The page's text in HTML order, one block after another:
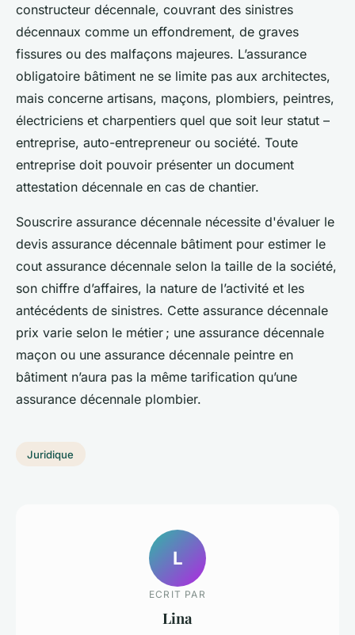
constructeur décennale, couvrant des sinistres
décennaux comme un effondrement, de graves
fissures ou des malfaçons majeures. L’assurance
obligatoire bâtiment ne se limite pas aux architectes,
mais concerne artisans, maçons, plombiers, peintres,
électriciens et charpentiers quel que soit leur statut –
entreprise, auto-entrepreneur ou société. Toute
entreprise doit pouvoir présenter un document
attestation décennale en cas de chantier.
Souscrire assurance décennale nécessite d'évaluer le
devis assurance décennale bâtiment pour estimer le
cout assurance décennale selon la taille de la société,
son chiffre d’affaires, la nature de l’activité et les
antécédents de sinistres. Cette assurance décennale
prix varie selon le métier ; une assurance décennale
maçon ou une assurance décennale peintre en
bâtiment n’aura pas la même tarification qu’une
assurance décennale plombier.
Juridique
L
ECRIT PAR
Lina